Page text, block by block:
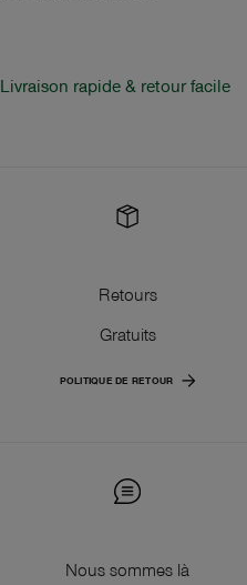
Livraison rapide & retour facile
Retours
Gratuits
POLITIQUE DE RETOUR
Nous sommes là